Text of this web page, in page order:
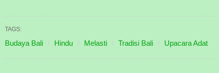
TAGS:
Budaya Bali Hindu Melasti Tradisi Bali Upacara Adat